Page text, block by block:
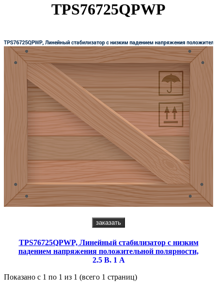
TPS76725QPWP
заказать
TPS76725QPWP, Линейный стабилизатор с низким
падением напряжения положительной полярности,
2.5 В, 1 А
Показано с 1 по 1 из 1 (всего 1 страниц)